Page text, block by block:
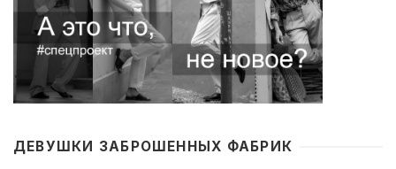
ДЕВУШКИ ЗАБРОШЕННЫХ ФАБРИК